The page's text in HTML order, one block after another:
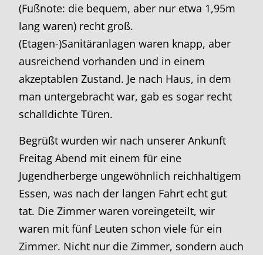
(Fußnote: die bequem, aber nur etwa 1,95m
lang waren) recht groß.
(Etagen-)Sanitäranlagen waren knapp, aber
ausreichend vorhanden und in einem
akzeptablen Zustand. Je nach Haus, in dem
man untergebracht war, gab es sogar recht
schalldichte Türen.
Begrüßt wurden wir nach unserer Ankunft
Freitag Abend mit einem für eine
Jugendherberge ungewöhnlich reichhaltigem
Essen, was nach der langen Fahrt echt gut
tat. Die Zimmer waren voreingeteilt, wir
waren mit fünf Leuten schon viele für ein
Zimmer. Nicht nur die Zimmer, sondern auch